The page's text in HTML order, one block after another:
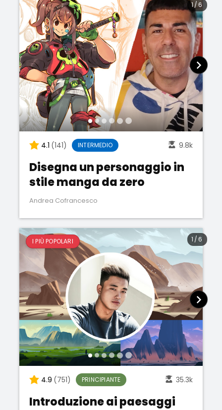
4.1 (141) INTERMEDIO 9.8k
Disegna un personaggio in
stile manga da zero
Andrea Cofrancesco
1/6
I PIÙ POPOLARI
4.9 (751) PRINCIPIANTE 35.3k
Introduzione ai paesaggi
1 /6